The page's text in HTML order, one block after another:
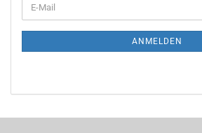
ZUR
E-
Mail
ANMELDEN